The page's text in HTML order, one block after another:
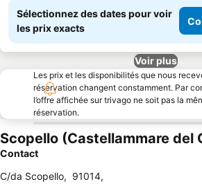
Sélectionnez des dates pour voir
les prix exacts
Voir plus
Les prix et les disponibilités que nous
réservation changent constamment. Par
l’offre affichée sur trivago ne soit pas la
réservation.
Scopello (Castellammare del
Contact
C/da Scopello, 91014,